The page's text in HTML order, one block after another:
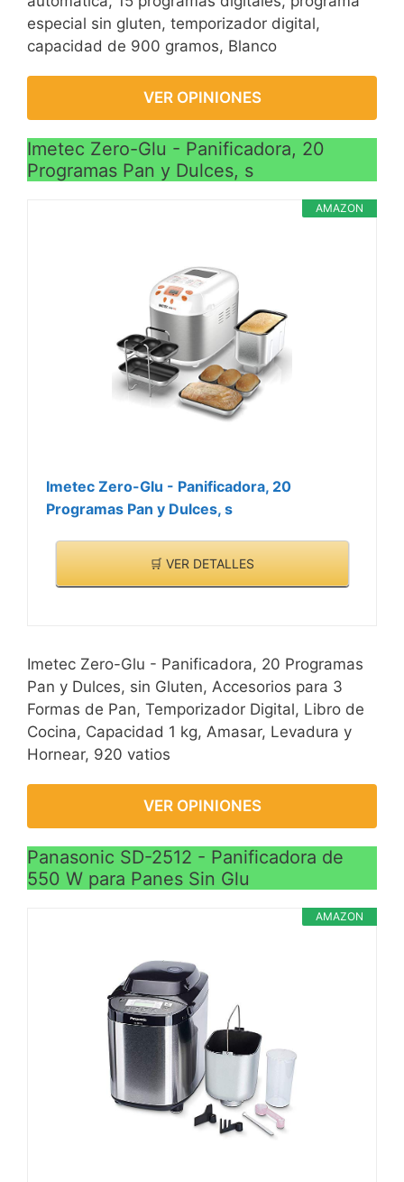
especial sin gluten, temporizador digital,
capacidad de 900 gramos, Blanco
VER OPINIONES
Imetec Zero-Glu - Panificadora, 20
Programas Pan y Dulces, s
AMAZON
Imetec Zero-Glu - Panificadora, 20
Programas Pan y Dulces, s
🛒 VER DETALLES
Imetec Zero-Glu - Panificadora, 20 Programas
Pan y Dulces, sin Gluten, Accesorios para 3
Formas de Pan, Temporizador Digital, Libro de
Cocina, Capacidad 1 kg, Amasar, Levadura y
Hornear, 920 vatios
VER OPINIONES
Panasonic SD-2512 - Panificadora de
550 W para Panes Sin Glu
AMAZON